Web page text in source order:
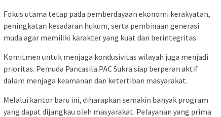
Fokus utama tetap pada pemberdayaan ekonomi kerakyatan,
peningkatan kesadaran hukum, serta pembinaan generasi
muda agar memiliki karakter yang kuat dan berintegritas.
Komitmen untuk menjaga kondusivitas wilayah juga menjadi
prioritas. Pemuda Pancasila PAC Sukra siap berperan aktif
dalam menjaga keamanan dan ketertiban masyarakat.
Melalui kantor baru ini, diharapkan semakin banyak program
yang dapat dijangkau oleh masyarakat. Pelayanan yang prima